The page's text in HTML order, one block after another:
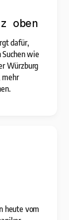
oben
dafür,
wie
Würzburg
mehr
heute vom